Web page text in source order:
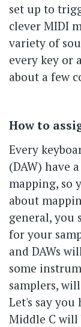
set up to
clever MIDI
variety of
every key or
about a few
How to
Every
(DAW) have
mapping, so
about
general, you
for your
and DAWs
some
samplers,
Let's say you
Middle C will